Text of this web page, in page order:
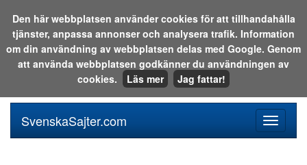
Sök i katalogen eller på webben:
meny
SvenskaSajter.com
Den här webbplatsen använder cookies för att tillhandahålla
tjänster, anpassa annonser och analysera trafik. Information
om din användning av webbplatsen delas med Google. Genom
att använda webbplatsen godkänner du användningen av
cookies.
Läs mer Jag fattar!